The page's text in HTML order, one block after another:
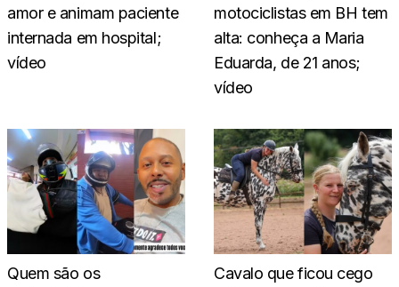
amor e animam paciente
internada em hospital;
vídeo
motociclistas em BH tem
alta: conheça a Maria
Eduarda, de 21 anos;
vídeo
Quem são os
Cavalo que ficou cego